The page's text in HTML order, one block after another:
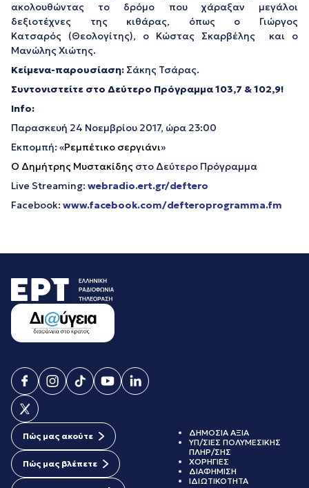
ακολουθώντας το δρόμο που χάραξαν μεγάλοι
δεξιοτέχνες της κιθάρας, όπως ο Γιώργος
Κατσαρός (Θεολογίτης), ο Κώστας Σκαρβέλης και ο
Μανώλης Χιώτης.
Κείμενα-παρουσίαση: Σάκης Τσάρας.
Συντονιστείτε στο Δεύτερο Πρόγραμμα 103,7 & 102,9!
Info:
Παρασκευή 24 Νοεμβρίου 2017, ώρα 23:00
Εκπομπή: «Ρεμπέτικο σεργιάνι»
Ο Δημήτρης Μυστακίδης στο Δεύτερο Πρόγραμμα
Live Streaming: webradio.ert.gr/deftero
Facebook: www.facebook.com/defteroprogramma.fm
Πώς μας ακούτε
Πώς μας βλέπετε
ΔΗΜΟΣΙΑ ΑΞΙΑ
ΥΠ/ΣΙΕΣ ΠΟΛΥΜΕΣΙΚΗΣ
ΠΛΗΡ/ΣΗΣ
ΧΟΡΗΓΙΕΣ
ΔΙΑΦΗΜΙΣΗ
ΙΔΙΩΤΙΚΟΤΗΤΑ